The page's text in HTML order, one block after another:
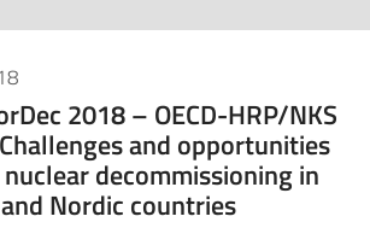
2018 – OECD-HRP/NKS
and opportunities
decommissioning in
Nordic countries